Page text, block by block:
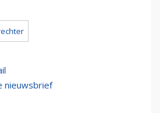
nieuwsbrief